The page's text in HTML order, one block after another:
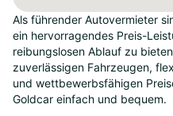
Als führender Autovermieter
ein hervorragendes Preis-
reibungslosen Ablauf zu
zuverlässigen Fahrzeugen,
und wettbewerbsfähigen
Goldcar einfach und bequem.